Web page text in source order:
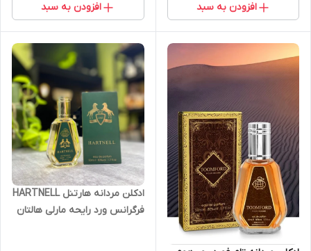
افزودن به سبد افزودن به سبد
ادکلن مردانه هارتنل HARTNELL
فرگرانس ورد رایحه مارلی هالتان